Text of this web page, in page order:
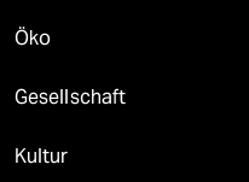
Öko
Gesellschaft
Kultur